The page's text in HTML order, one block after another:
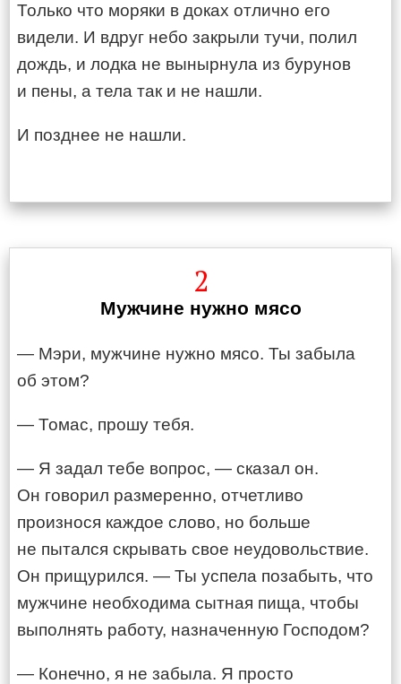
Только что моряки в доках отлично его
видели. И вдруг небо закрыли тучи, полил
дождь, и лодка не вынырнула из бурунов
и пены, а тела так и не нашли.
И позднее не нашли.
2
Мужчине нужно мясо
— Мэри, мужчине нужно мясо. Ты забыла
об этом?
— Томас, прошу тебя.
— Я задал тебе вопрос, — сказал он.
Он говорил размеренно, отчетливо
произнося каждое слово, но больше
не пытался скрывать свое неудовольствие.
Он прищурился. — Ты успела позабыть, что
мужчине необходима сытная пища, чтобы
выполнять работу, назначенную Господом?
— Конечно, я не забыла. Я просто